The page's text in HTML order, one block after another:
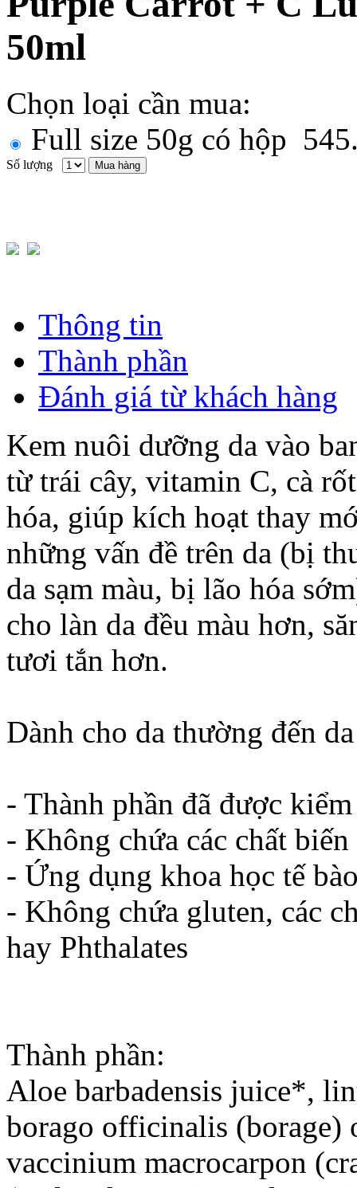
50ml
Chọn loại cần mua:
Full size 50g có hộp
Số lượng Mua hàng
Thông tin
Thành phần
Đánh giá từ khách hàng
Kem nuôi dưỡng da vào
từ trái cây, vitamin C, cà
hóa, giúp kích hoạt thay
những vấn đề trên da (bị
da sạm màu, bị lão hóa
cho làn da đều màu hơn,
tươi tắn hơn.
Dành cho da thường đến
- Thành phần đã được
- Không chứa các chất
- Ứng dụng khoa học tế
- Không chứa gluten, các
hay Phthalates
Thành phần:
Aloe barbadensis juice*,
borago officinalis
vaccinium macrocarpon